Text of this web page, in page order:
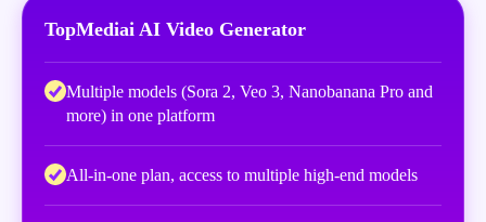
TopMediai AI Video Generator
Multiple models (Sora 2, Veo 3, Nanobanana Pro and
more) in one platform
All-in-one plan, access to multiple high-end models